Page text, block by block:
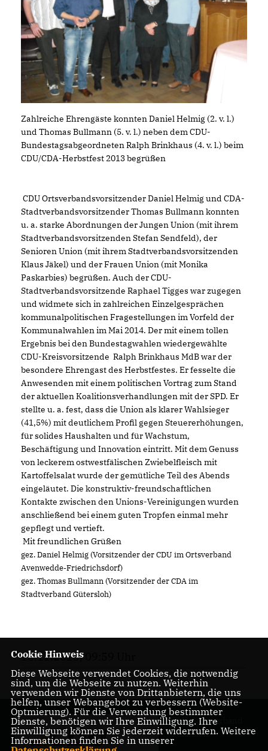
Zahlreiche Ehrengäste konnten Daniel Helmig (2. v. l.)
und Thomas Bullmann (5. v. l.) neben dem CDU-
Bundestagsabgeordneten Ralph Brinkhaus (4. v. l.) beim
CDU/CDA-Herbstfest 2013 begrüßen
CDU Ortsverbandsvorsitzender Daniel Helmig und CDA-
Stadtverbandsvorsitzender Thomas Bullmann konnten
u. a. starke Abordnungen der Jungen Union (mit ihrem
Stadtverbandsvorsitzenden Stefan Sendfeld), der
Senioren Union (mit ihrem Stadtverbandsvorsitzenden
Klaus Jäkel) und der Frauen Union (mit Monika
Paskarbies) begrüßen. Auch der CDU-
Stadtverbandsvorsitzende Raphael Tigges war zugegen
und widmete sich in zahlreichen Einzelgesprächen
kommunalpolitischen Fragestellungen im Vorfeld der
Kommunalwahlen im Mai 2014. Der mit einem tollen
Ergebnis bei den Bundestagwahlen wiedergewählte
CDU-Kreisvorsitzende Ralph Brinkhaus MdB war der
besondere Ehrengast des Herbstfestes. Er fesselte die
Anwesenden mit einem politischen Vortrag zum Stand
der aktuellen Koalitionsverhandlungen mit der SPD. Er
stellte u. a. fest, dass die Union als klarer Wahlsieger
(41,5%) mit deutlichem Profil gegen Steuererhöhungen,
für solides Haushalten und für Wachstum,
Beschäftigung und Innovation eintritt. Mit dem Genuss
von leckerem ostwestfälischen Zwiebelfleisch mit
Kartoffelsalat wurde der gemütliche Teil des Abends
eingeläutet. Die konstruktiv-freundschaftlichen
Kontakte zwischen den Unions-Vereinigungen wurden
anschließend bei einem guten Tropfen einmal mehr
gepflegt und vertieft.
Mit freundlichen Grüßen
gez. Daniel Helmig (Vorsitzender der CDU im Ortsverband
Avenwedde-Friedrichsdorf)
gez. Thomas Bullmann (Vorsitzender der CDA im
Stadtverband Gütersloh)
18.11.2013, 09:59 Uhr
CDU-Stadtverband
Gütersloh
Cookie Hinweis
Diese Webseite verwendet Cookies, die notwendig
sind, um die Webseite zu nutzen. Weiterhin
verwenden wir Dienste von Drittanbietern, die uns
helfen, unser Webangebot zu verbessern (Website-
Optmierung). Für die Verwendung bestimmter
Dienste, benötigen wir Ihre Einwilligung. Ihre
Einwilligung können Sie jederzeit widerrufen. Weitere
Informationen finden Sie in unserer